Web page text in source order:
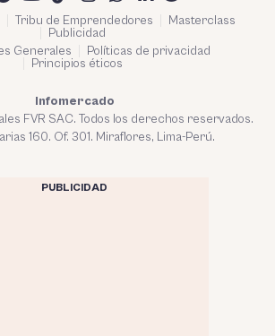
Tribu de Emprendedores
Masterclass
Publicidad
Generales
Políticas de privacidad
Principios éticos
Infomercado
FVR SAC. Todos los derechos reservados.
160. Of. 301. Miraflores, Lima-Perú.
PUBLICIDAD